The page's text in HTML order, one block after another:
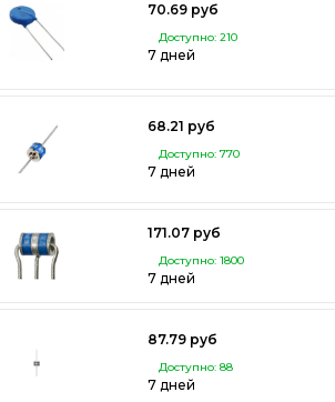
70.69 руб
Доступно: 210
7 дней
68.21 руб
Доступно: 770
7 дней
171.07 руб
Доступно: 1800
7 дней
87.79 руб
Доступно: 88
7 дней